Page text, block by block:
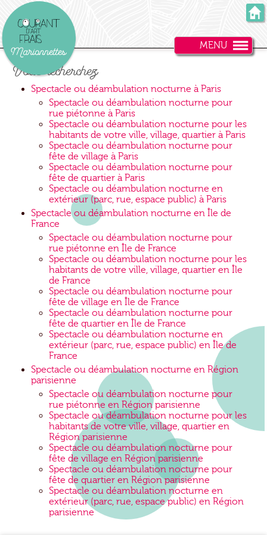
MENU
Vous recherchez
Spectacle ou déambulation nocturne à Paris
Spectacle ou déambulation nocturne pour
rue piétonne à Paris
Spectacle ou déambulation nocturne pour les
habitants de votre ville, village, quartier à Paris
Spectacle ou déambulation nocturne pour
fête de village à Paris
Spectacle ou déambulation nocturne pour
fête de quartier à Paris
Spectacle ou déambulation nocturne en
extérieur (parc, rue, espace public) à Paris
Spectacle ou déambulation nocturne en Île de
France
Spectacle ou déambulation nocturne pour
rue piétonne en Île de France
Spectacle ou déambulation nocturne pour les
habitants de votre ville, village, quartier en Île
de France
Spectacle ou déambulation nocturne pour
fête de village en Île de France
Spectacle ou déambulation nocturne pour
fête de quartier en Île de France
Spectacle ou déambulation nocturne en
extérieur (parc, rue, espace public) en Île de
France
Spectacle ou déambulation nocturne en Région
parisienne
Spectacle ou déambulation nocturne pour
rue piétonne en Région parisienne
Spectacle ou déambulation nocturne pour les
habitants de votre ville, village, quartier en
Région parisienne
Spectacle ou déambulation nocturne pour
fête de village en Région parisienne
Spectacle ou déambulation nocturne pour
fête de quartier en Région parisienne
Spectacle ou déambulation nocturne en
extérieur (parc, rue, espace public) en Région
parisienne